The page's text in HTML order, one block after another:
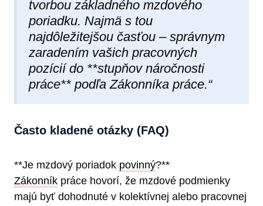
tvorbou základného mzdového
poriadku. Najmä s tou
najdôležitejšou časťou – správnym
zaradením vašich pracovných
pozícií do **stupňov náročnosti
práce** podľa Zákonníka práce.“
Často kladené otázky (FAQ)
**Je mzdový poriadok povinný?**
Zákonník práce hovorí, že mzdové podmienky
majú byť dohodnuté v kolektívnej alebo pracovnej